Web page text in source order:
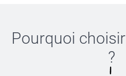
Pourquoi choisir
?